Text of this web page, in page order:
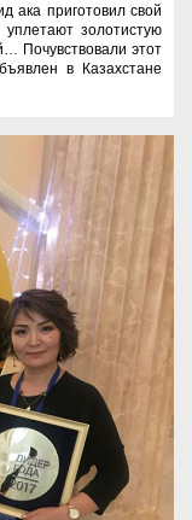
ака приготовил свой
золотистую
Почувствовали этот
в Казахстане